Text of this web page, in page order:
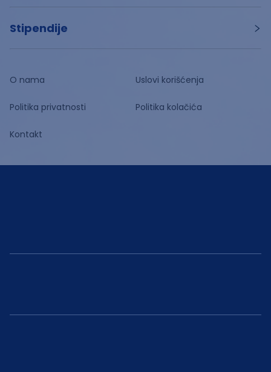
Stipendije
O nama Uslovi korišćenja
Politika privatnosti Politika kolačića
Kontakt